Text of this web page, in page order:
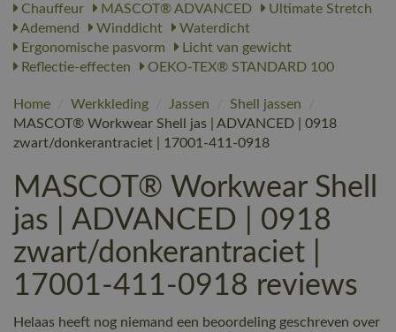
Chauffeur
MASCOT® ADVANCED
Ultimate Stretch
Ademend
Winddicht
Waterdicht
Ergonomische pasvorm
Licht van gewicht
Reflectie-effecten
OEKO-TEX® STANDARD 100
Home / Werkkleding / Jassen / Shell jassen
/
MASCOT® Workwear Shell jas | ADVANCED | 0918
zwart/donkerantraciet | 17001-411-0918
MASCOT® Workwear Shell
jas | ADVANCED | 0918
zwart/donkerantraciet |
17001-411-0918 reviews
Helaas heeft nog niemand een beoordeling geschreven over